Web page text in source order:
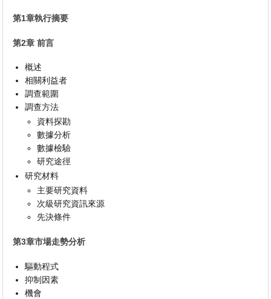
第1章執行摘要
第2章 前言
概述
相關利益者
調查範圍
調查方法
資料探勘
數據分析
數據檢驗
研究途徑
研究材料
主要研究資料
次級研究資訊來源
先決條件
第3章市場走勢分析
驅動程式
抑制因素
機會